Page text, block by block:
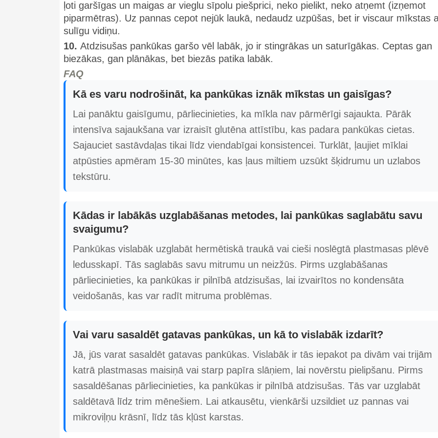
ļoti garšīgas un maigas ar vieglu sīpolu piešprici, neko pielikt, neko atņemt (izņemot
piparmētras). Uz pannas cepot nejūk laukā, nedaudz uzpūšas, bet ir viscaur mīkstas
sulīgu vidiņu.
10. Atdzisušas pankūkas garšo vēl labāk, jo ir stingrākas un saturīgākas. Ceptas gan
biezākas, gan plānākas, bet biezās patika labāk.
FAQ
Kā es varu nodrošināt, ka pankūkas iznāk mīkstas un gaisīgas?
Lai panāktu gaisīgumu, pārliecinieties, ka mīkla nav pārmērīgi sajaukta. Pārāk
intensīva sajaukšana var izraisīt glutēna attīstību, kas padara pankūkas cietas.
Sajauciet sastāvdaļas tikai līdz viendabīgai konsistencei. Turklāt, ļaujiet mīklai
atpūsties apmēram 15-30 minūtes, kas ļaus miltiem uzsūkt šķidrumu un uzlabos
tekstūru.
Kādas ir labākās uzglabāšanas metodes, lai pankūkas saglabātu savu
svaigumu?
Pankūkas vislabāk uzglabāt hermētiskā traukā vai cieši noslēgtā plastmasas plēvē
ledusskapī. Tās saglabās savu mitrumu un neizžūs. Pirms uzglabāšanas
pārliecinieties, ka pankūkas ir pilnībā atdzisušas, lai izvairītos no kondensāta
veidošanās, kas var radīt mitruma problēmas.
Vai varu sasaldēt gatavas pankūkas, un kā to vislabāk izdarīt?
Jā, jūs varat sasaldēt gatavas pankūkas. Vislabāk ir tās iepakot pa divām vai trijām
katrā plastmasas maisiņā vai starp papīra slāņiem, lai novērstu pielipšanu. Pirms
sasaldēšanas pārliecinieties, ka pankūkas ir pilnībā atdzisušas. Tās var uzglabāt
saldētavā līdz trim mēnešiem. Lai atkausētu, vienkārši uzsildiet uz pannas vai
mikroviļņu krāsnī, līdz tās kļūst karstas.